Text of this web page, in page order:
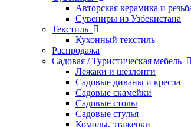
Авторская керамика и
Сувениры из Узбекистана
Текстиль
Кухонный текстиль
Распродажа
Садовая / Туристическая мебель
Лежаки и шезлонги
Садовые диваны и кресла
Садовые скамейки
Садовые столы
Садовые стулья
Комоды, этажерки